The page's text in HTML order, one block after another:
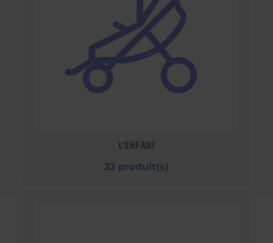
L'ENFANT
32 produit(s)